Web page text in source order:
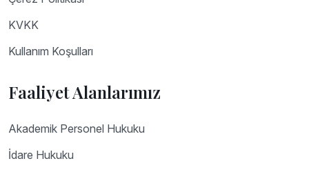
KVKK
Kullanım Koşulları
Faaliyet Alanlarımız
Akademik Personel Hukuku
İdare Hukuku